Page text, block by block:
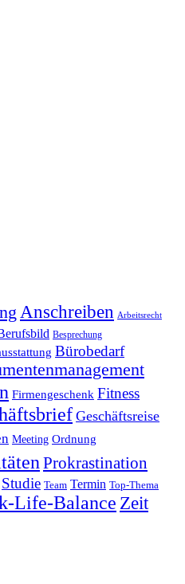
Anschreiben Arbeitsrecht
Besprechung
Bürobedarf
Firmengeschenk Fitness
Geschäftsreise
Meeting Ordnung
Prokrastination
Studie Team Termin Top-Thema
Life-Balance Zeit